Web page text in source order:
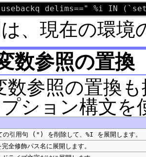
、現在の環境
数参照の置換
数参照の置換
ション構文
の引用句 (") を削除して、%I を展開します。
全修飾パス名に展開します。